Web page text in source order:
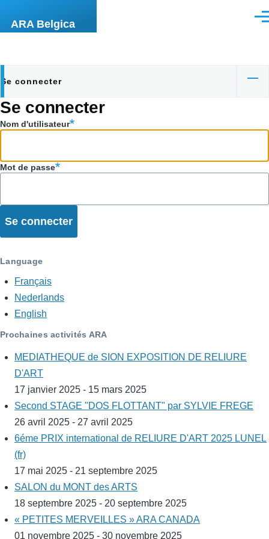
ARA Belgica
Onglets
principaux
Se connecter
Se connecter
Nom d'utilisateur
Mot de passe
Language
Français
Nederlands
English
Prochaines activités ARA
MEDIATHEQUE de SION EXPOSITION DE RELIURE
D'ART
17 janvier 2025 - 15 mars 2025
Second STAGE "DOS FLOTTANT" par SYLVIE FREGE
26 avril 2025 - 27 avril 2025
6éme PRIX international de RELIURE D'ART 2025 LUNEL
(fr)
17 mai 2025 - 21 septembre 2025
SALON du MONT des ARTS
18 septembre 2025 - 20 septembre 2025
« PETITES MERVEILLES » ARA CANADA
01 novembre 2025 - 30 novembre 2025